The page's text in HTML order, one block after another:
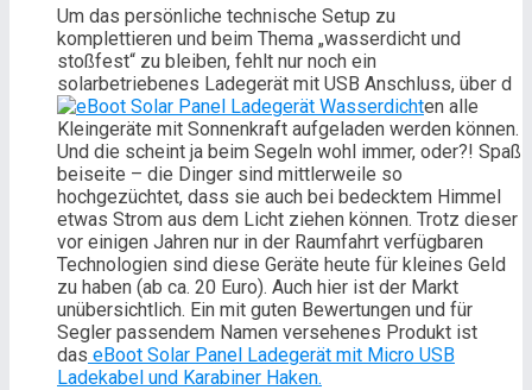
Um das persönliche technische Setup zu
komplettieren und beim Thema „wasserdicht und
stoßfest“ zu bleiben, fehlt nur noch ein
solarbetriebenes Ladegerät mit USB Anschluss, über d
en alle
Kleingeräte mit Sonnenkraft aufgeladen werden können.
Und die scheint ja beim Segeln wohl immer, oder?! Spaß
beiseite – die Dinger sind mittlerweile so
hochgezüchtet, dass sie auch bei bedecktem Himmel
etwas Strom aus dem Licht ziehen können. Trotz dieser
vor einigen Jahren nur in der Raumfahrt verfügbaren
Technologien sind diese Geräte heute für kleines Geld
zu haben (ab ca. 20 Euro). Auch hier ist der Markt
unübersichtlich. Ein mit guten Bewertungen und für
Segler passendem Namen versehenes Produkt ist
das eBoot Solar Panel Ladegerät mit Micro USB
Ladekabel und Karabiner Haken.